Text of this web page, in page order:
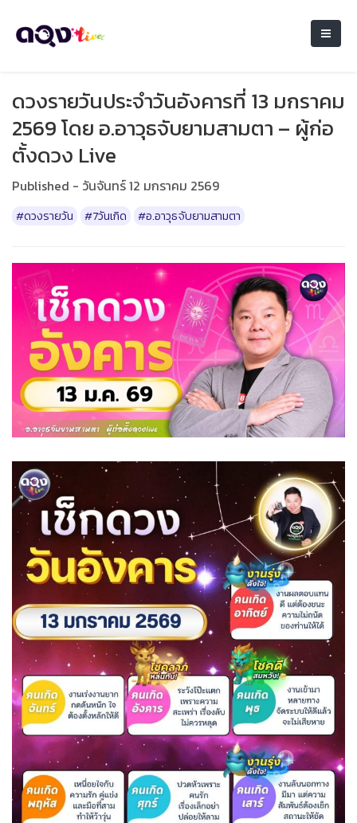
ดวงรายวันประจำวันอังคารที่ 13 มกราคม
2569 โดย อ.อาวุธจับยามสามตา – ผู้ก่อ
ตั้งดวง Live
Published - วันจันทร์ 12 มกราคม 2569
#ดวงรายวัน #7วันเกิด #อ.อาวุธจับยามสามตา